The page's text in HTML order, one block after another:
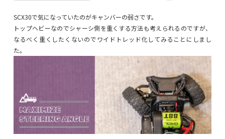
SCX30で気になっていたのがキャンバーの弱さです。
トップヘビーなのでシャーシ側を重くする方法も考えられるのですが、
なるべく重くしたくないのでワイドトレッド化してみることにしまし
た。